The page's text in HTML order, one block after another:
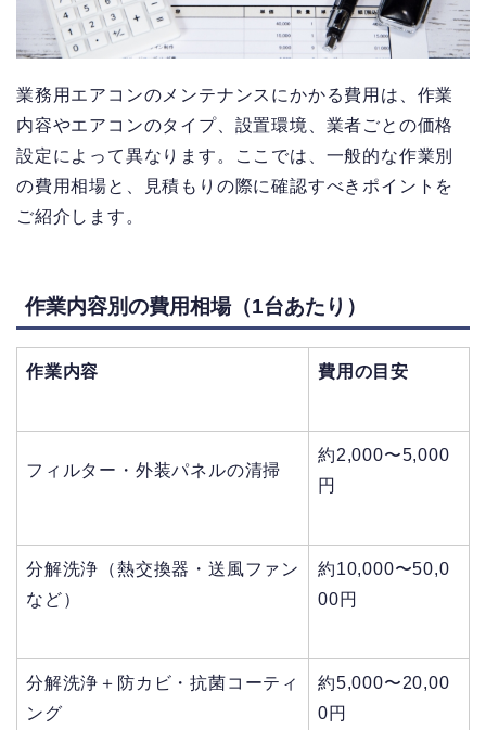
業務用エアコンのメンテナンスにかかる費用は、作業
内容やエアコンのタイプ、設置環境、業者ごとの価格
設定によって異なります。ここでは、一般的な作業別
の費用相場と、見積もりの際に確認すべきポイントを
ご紹介します。
作業内容別の費用相場（1台あたり）
作業内容 費用の目安
フィルター・外装パネルの清掃
約2,000〜5,000
円
分解洗浄（熱交換器・送風ファン
など）
約10,000〜50,0
00円
分解洗浄 ＋防カビ・抗菌コーティ
ング
約5,000〜20,00
0円